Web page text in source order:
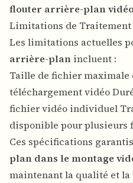
flouter arrière-plan vidéo
Limitations de Traitement
Les limitations actuelles
arrière-plan incluent :
Taille de fichier maximale
téléchargement vidéo
fichier vidéo individuel
disponible pour plusieurs
Ces spécifications
plan dans le montage
maintenant la qualité et